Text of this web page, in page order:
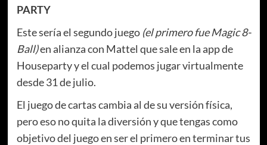
PARTY
Este sería el segundo juego (el primero fue Magic 8-
Ball)en alianza con Mattel que sale en la app de
Houseparty y el cual podemos jugar virtualmente
desde 31 de julio.
El juego de cartas cambia al de su versión física,
pero eso no quita la diversión y que tengas como
objetivo del juego en ser el primero en terminar tus